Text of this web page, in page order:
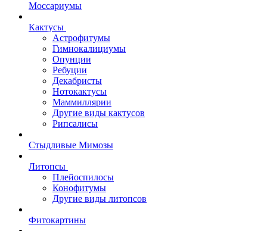
Моссариумы
Кактусы
Астрофитумы
Гимнокалициумы
Опунции
Ребуции
Декабристы
Нотокактусы
Маммиллярии
Другие виды кактусов
Рипсалисы
Стыдливые Мимозы
Литопсы
Плейоспилосы
Конофитумы
Другие виды литопсов
Фитокартины